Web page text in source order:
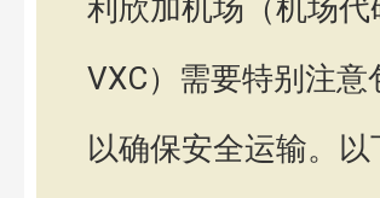
利欣加机场（机场代
VXC）需要特别注意
以确保安全运输。以